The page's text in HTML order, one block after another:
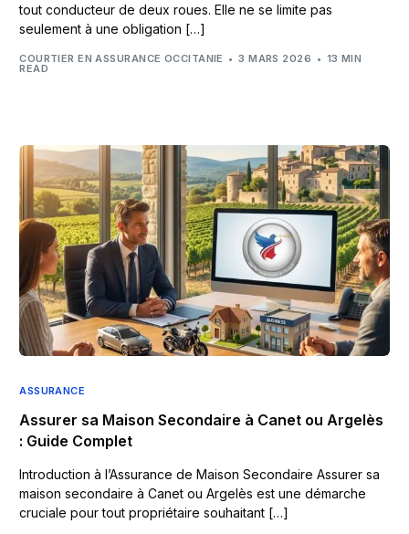
tout conducteur de deux roues. Elle ne se limite pas
seulement à une obligation […]
COURTIER EN ASSURANCE OCCITANIE 3 MARS 2026 13 MIN
READ
ASSURANCE
Assurer sa Maison Secondaire à Canet ou Argelès
: Guide Complet
Introduction à l’Assurance de Maison Secondaire Assurer sa
maison secondaire à Canet ou Argelès est une démarche
cruciale pour tout propriétaire souhaitant […]